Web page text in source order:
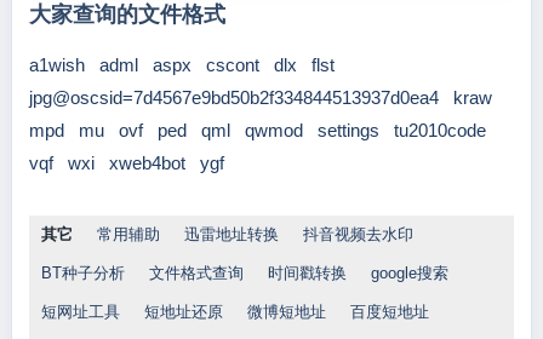
大家查询的文件格式
a1wish adml aspx cscont dlx
flst
jpg@oscsid=7d4567e9bd50b2f334844513937d0ea4
kraw
mpd
mu ovf ped qml qwmod settings
tu2010code
vqf
wxi xweb4bot ygf
其它 常用辅助 迅雷地址转换 抖音视频去水印
BT种子分析 文件格式查询 时间戳转换 google搜索
短网址工具 短地址还原 微博短地址 百度短地址